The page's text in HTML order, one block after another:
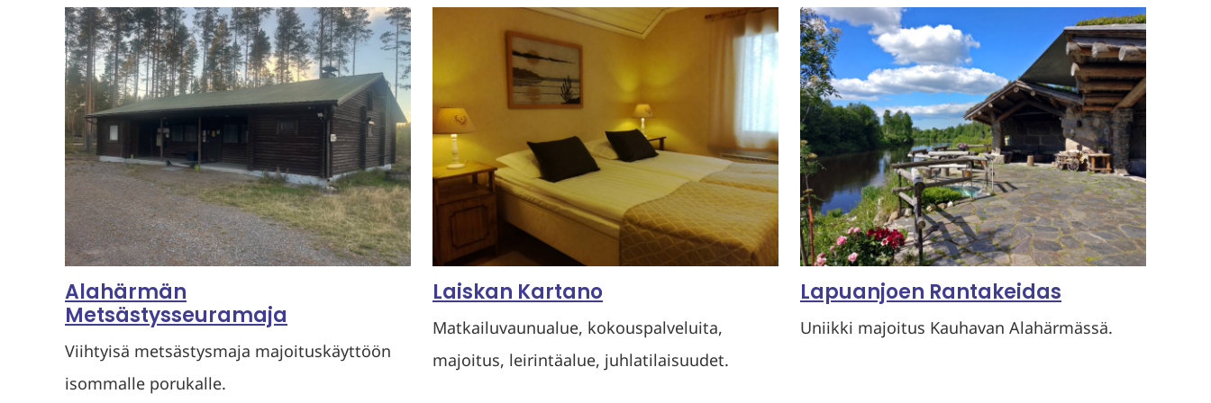
Alahärmän
Metsästysseuramaja
Viihtyisä metsästysmaja majoituskäyttöön
isommalle porukalle.
Laiskan Kartano
Matkailuvaunualue, kokouspalveluita,
majoitus, leirintäalue, juhlatilaisuudet.
Lapuanjoen Rantakeidas
Uniikki majoitus Kauhavan Alahärmässä.